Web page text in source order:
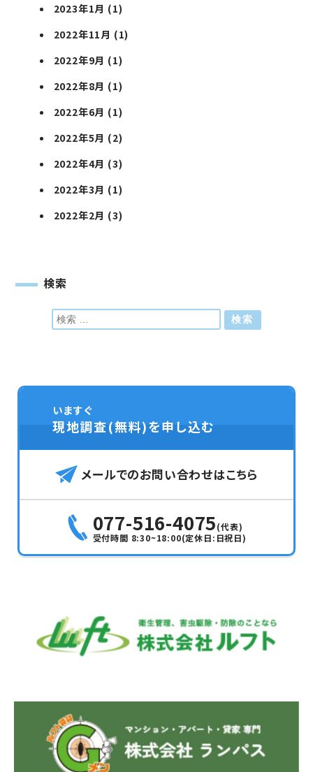
2023年1月 (1)
2022年11月 (1)
2022年9月 (1)
2022年8月 (1)
2022年6月 (1)
2022年5月 (2)
2022年4月 (3)
2022年3月 (1)
2022年2月 (3)
検索
いますぐ
現地調査(無料)を申し込む
メールでのお問い合わせはこちら
077-516-4075(代表)
受付時間 8:30~18:00(定休日:日祝日)